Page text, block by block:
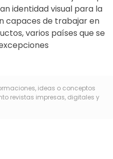
identidad visual para la
capaces de trabajar en
varios países que se
ideas o conceptos
revistas impresas, digitales y